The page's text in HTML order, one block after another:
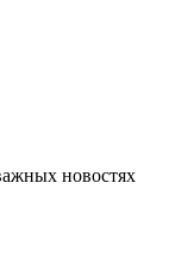
новостях